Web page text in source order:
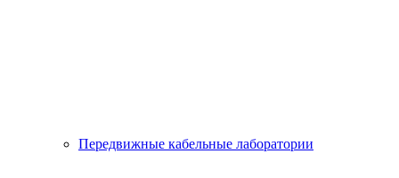
Передвижные кабельные лаборатории